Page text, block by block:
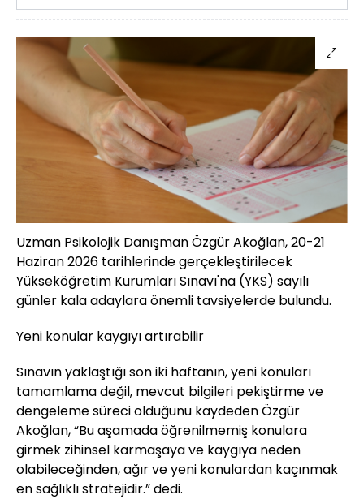
Uzman Psikolojik Danışman Özgür Akoğlan, 20-21
Haziran 2026 tarihlerinde gerçekleştirilecek
Yükseköğretim Kurumları Sınavı'na (YKS) sayılı
günler kala adaylara önemli tavsiyelerde bulundu.
Yeni konular kaygıyı artırabilir
Sınavın yaklaştığı son iki haftanın, yeni konuları
tamamlama değil, mevcut bilgileri pekiştirme ve
dengeleme süreci olduğunu kaydeden Özgür
Akoğlan, “Bu aşamada öğrenilmemiş konulara
girmek zihinsel karmaşaya ve kaygıya neden
olabileceğinden, ağır ve yeni konulardan kaçınmak
en sağlıklı stratejidir.” dedi.